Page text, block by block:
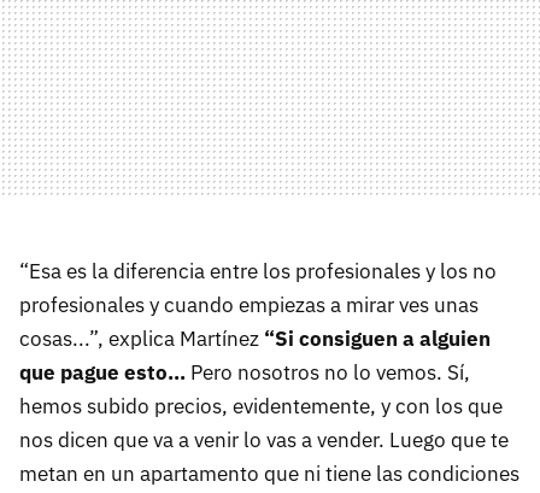
“Esa es la diferencia entre los profesionales y los no
profesionales y cuando empiezas a mirar ves unas
cosas...”, explica Martínez “Si consiguen a alguien
que pague esto… Pero nosotros no lo vemos. Sí,
hemos subido precios, evidentemente, y con los que
nos dicen que va a venir lo vas a vender. Luego que te
metan en un apartamento que ni tiene las condiciones